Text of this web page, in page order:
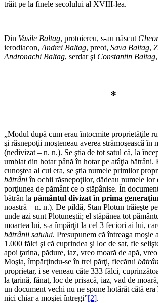
trăit pe la finele secolului al XVIII-lea.
Din Vasile Baltag, protoiereu, s-au născut
ierodiacon, Andrei Baltag, preot, Sava Baltag,
Andronachi Baltag, serdar şi Constantin Baltag
*
„Modul după cum erau întocmite proprietăţile
şi răsnepoţii moşteneau averea strămoşească în
(nedivizat – n. n.). Se ştia de tot satul că, la
umblat din hotar până în hotar pe atâţia bătrâni.
cunoştea al cui era, se ştia numele primilor
bătrâniîn ochii răsnepoţilor, dădeau numele lor
porţiunea de pământ ce o stăpânise. În
bătrân la pământul divizat în prima
noastră – n. n.). De pildă, Stan Plotun trăieşte
unde azi sunt Plotuneştii; el stăpânea tot
moartea lui, s-a împărţit la cel 3 feciori ai lui,
bătrânii satului. Presupunem că întreaga moşie
1.000 fălci şi că cu­prindea şi loc de sat, fie
apoi ţarina, pădure, iaz, vreo moară de apă,
Moşia, împărţindu-se în trei părţi, fiecărui
proprietar, i se veneau câte 333 fălci,
la ţarină, fânaţ, loc de prisacă, iaz, vad de
un document vechi nu ne spune hotărât câtă
nici chiar a moşiei întregi”[2].